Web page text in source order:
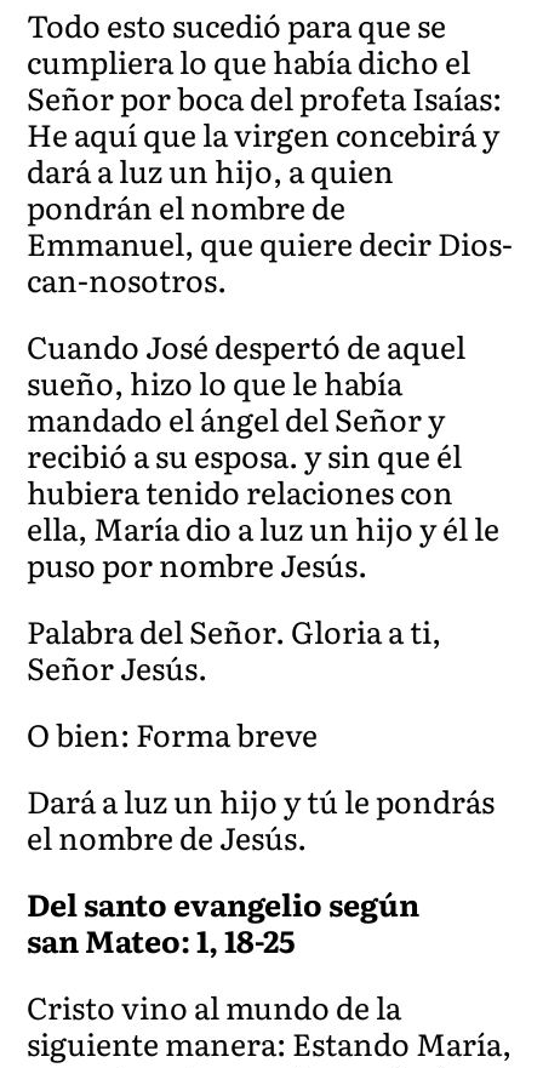
Todo esto sucedió para que se
cumpliera lo que había dicho el
Señor por boca del profeta Isaías:
He aquí que la virgen concebirá y
dará a luz un hijo, a quien
pondrán el nombre de
Emmanuel, que quiere decir Dios-
can-nosotros.
Cuando José despertó de aquel
sueño, hizo lo que le había
mandado el ángel del Señor y
recibió a su esposa. y sin que él
hubiera tenido relaciones con
ella, María dio a luz un hijo y él le
puso por nombre Jesús.
Palabra del Señor. Gloria a ti,
Señor Jesús.
O bien: Forma breve
Dará a luz un hijo y tú le pondrás
el nombre de Jesús.
Del santoevangeliosegún
san Mateo: 1, 18-25
Cristo vino al mundo de la
siguiente manera: Estando María,